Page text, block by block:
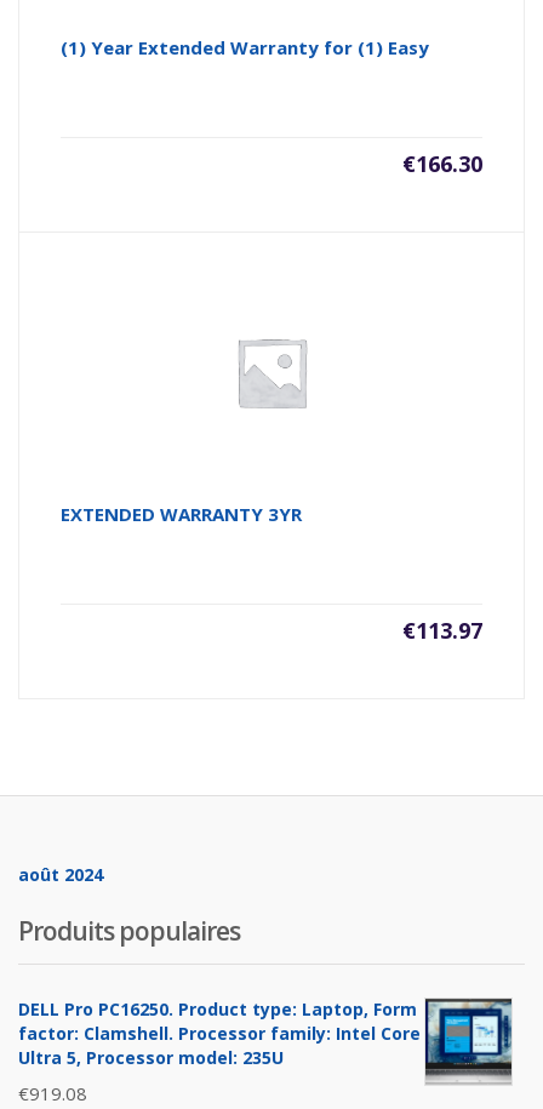
(1) Year Extended Warranty for (1) Easy
€166.30
EXTENDED WARRANTY 3YR
€113.97
août 2024
Produits populaires
DELL Pro PC16250. Product type: Laptop, Form
factor: Clamshell. Processor family: Intel Core
Ultra 5, Processor model: 235U
€919.08